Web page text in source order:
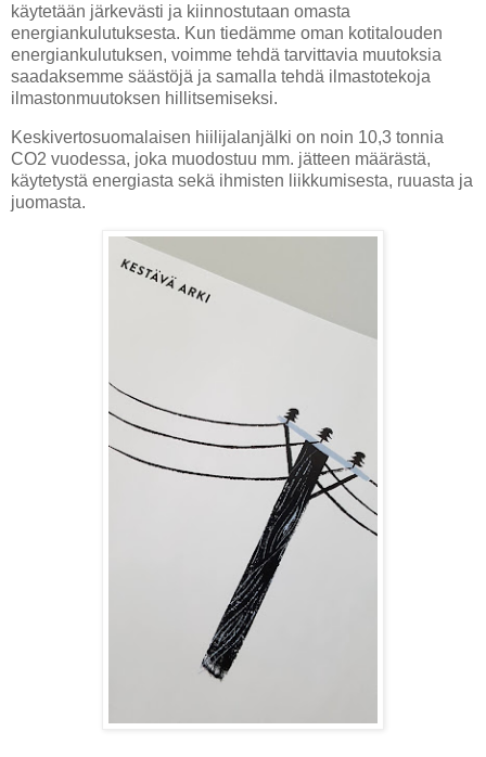
käytetään järkevästi ja kiinnostutaan omasta
energiankulutuksesta. Kun tiedämme oman kotitalouden
energiankulutuksen, voimme tehdä tarvittavia muutoksia
saadaksemme säästöjä ja samalla tehdä ilmastotekoja
ilmastonmuutoksen hillitsemiseksi.
Keskivertosuomalaisen hiilijalanjälki on noin 10,3 tonnia
CO2 vuodessa, joka muodostuu mm. jätteen määrästä,
käytetystä energiasta sekä ihmisten liikkumisesta, ruuasta ja
juomasta.